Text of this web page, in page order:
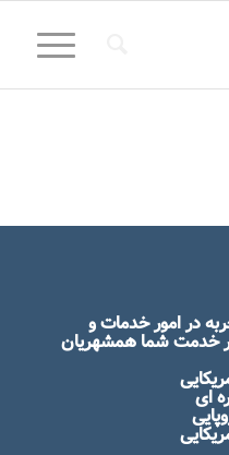
سال تجربه در امور خدمات و
خدمت شما همشهریان
ای